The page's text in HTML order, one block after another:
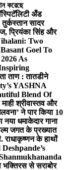
করেছে
अँड
सादर
प्रियंका सिंह और
Two
Goel To
As
ताण : तातडीने
YASHNA
Blend Of
श्रीवास्तव और
ने पार किया 10
नया धमाकेदार गाना
जगत के प्रख्यात
राधाकृष्णन के हाथों
भक्तिरस से सराबोर